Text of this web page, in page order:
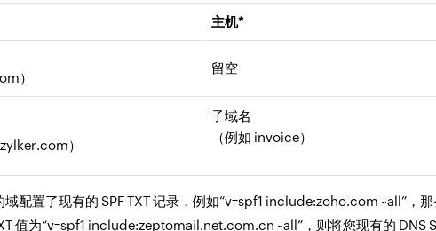
主机*
）
留空
）
子域名
（例如 invoice）
配置了现有的 SPF TXT 记录，例如“v=spf1 include:zoho.com ~all”，那
值为“v=spf1 include:zeptomail.net.com.cn ~all”，则将您现有的 DNS